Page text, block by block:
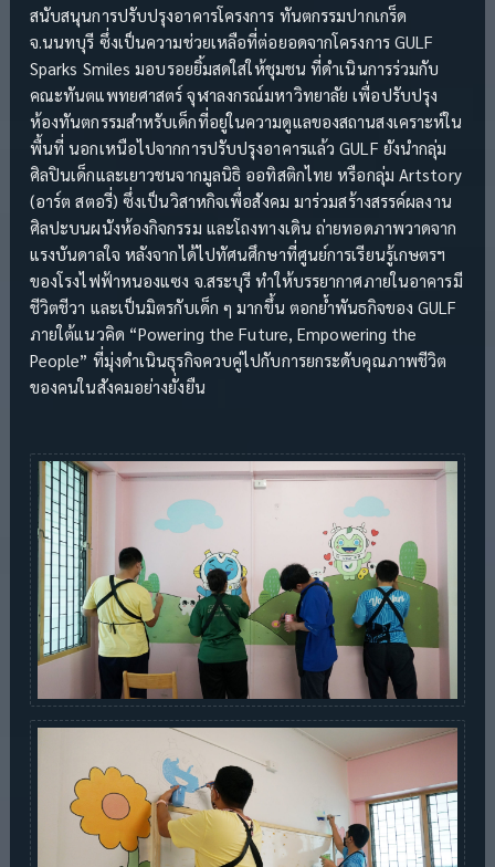
สนับสนุนการปรับปรุงอาคารโครงการ ทันตกรรมปากเกร็ด
จ.นนทบุรี ซึ่งเป็นความช่วยเหลือที่ต่อยอดจากโครงการ GULF
Sparks Smiles มอบรอยยิ้มสดใสให้ชุมชน ที่ดำเนินการร่วมกับ
คณะทันตแพทยศาสตร์ จุฬาลงกรณ์มหาวิทยาลัย เพื่อปรับปรุง
ห้องทันตกรรมสำหรับเด็กที่อยู่ในความดูแลของสถานสงเคราะห์ใน
พื้นที่ นอกเหนือไปจากการปรับปรุงอาคารแล้ว GULF ยังนำกลุ่ม
ศิลปินเด็กและเยาวชนจากมูลนิธิ ออทิสติกไทย หรือกลุ่ม Artstory
(อาร์ต สตอรี่) ซึ่งเป็นวิสาหกิจเพื่อสังคม มาร่วมสร้างสรรค์ผลงาน
ศิลปะบนผนังห้องกิจกรรม และโถงทางเดิน ถ่ายทอดภาพวาดจาก
แรงบันดาลใจ หลังจากได้ไปทัศนศึกษาที่ศูนย์การเรียนรู้เกษตรฯ
ของโรงไฟฟ้าหนองแซง จ.สระบุรี ทำให้บรรยากาศภายในอาคารมี
ชีวิตชีวา และเป็นมิตรกับเด็ก ๆ มากขึ้น ตอกย้ำพันธกิจของ GULF
ภายใต้แนวคิด “Powering the Future, Empowering the
People” ที่มุ่งดำเนินธุรกิจควบคู่ไปกับการยกระดับคุณภาพชีวิต
ของคนในสังคมอย่างยั่งยืน